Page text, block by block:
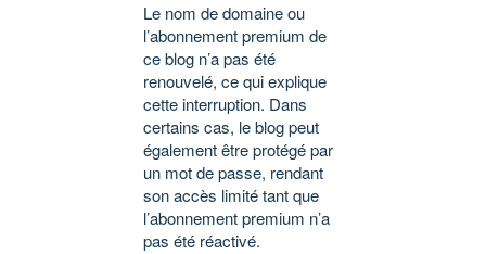
Le nom de domaine ou
l’abonnement premium de
ce blog n’a pas été
renouvelé, ce qui explique
cette interruption. Dans
certains cas, le blog peut
également être protégé par
un mot de passe, rendant
son accès limité tant que
l’abonnement premium n’a
pas été réactivé.